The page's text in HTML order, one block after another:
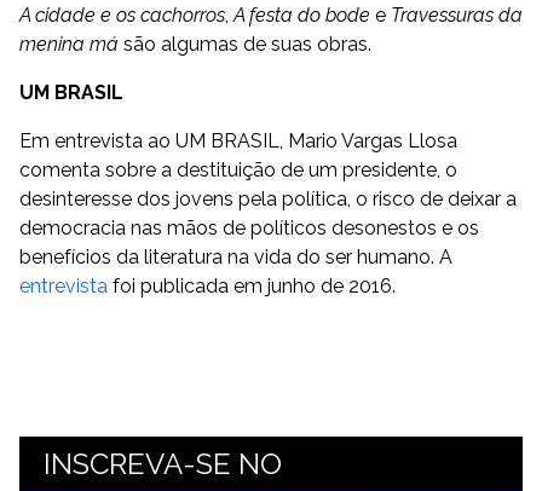
A cidade e os cachorros,A festa do bode e Travessuras da
menina má são algumas de suas obras.
UM BRASIL
Em entrevista ao UM BRASIL, Mario Vargas Llosa
comenta sobre a destituição de um presidente, o
desinteresse dos jovens pela política, o risco de deixar a
democracia nas mãos de políticos desonestos e os
benefícios da literatura na vida do ser humano. A
entrevista foi publicada em junho de 2016.
INSCREVA-SE NO